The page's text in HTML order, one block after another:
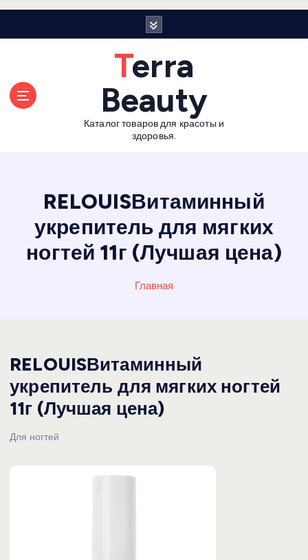
Terra
Beauty
Каталог товаров для красоты и
здоровья.
RELOUISВитаминный
укрепитель для мягких
ногтей 11г (Лучшая цена)
Главная
RELOUISВитаминный
укрепитель для мягких ногтей
11г (Лучшая цена)
Для ногтей